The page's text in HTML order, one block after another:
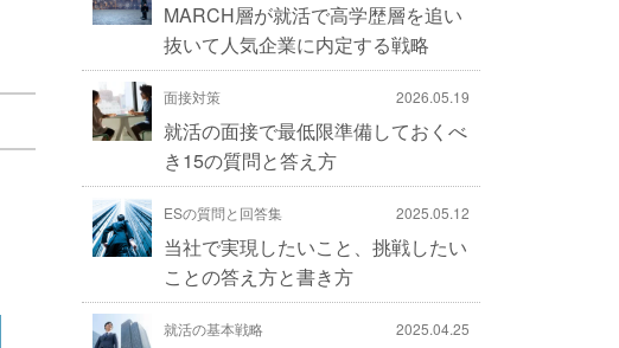
MARCH層が就活で高学歴層を追い
抜いて人気企業に内定する戦略
面接対策 2026.05.19
就活の面接で最低限準備しておくべ
き15の質問と答え方
ESの質問と回答集 2025.05.12
当社で実現したいこと、挑戦したい
ことの答え方と書き方
就活の基本戦略 2025.04.25